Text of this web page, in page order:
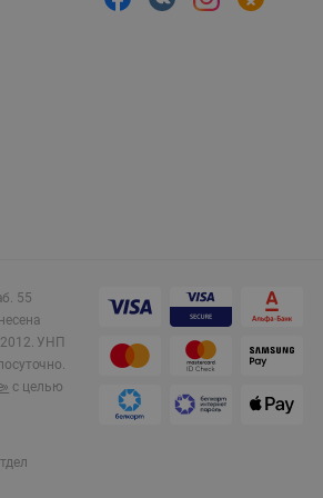
55
УНП
с целью